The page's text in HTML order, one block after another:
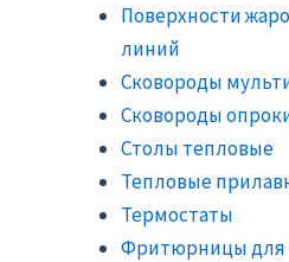
Поверхности
линий
Сковороды
Сковороды
Столы тепловые
Тепловые
Термостаты
Фритюрницы для